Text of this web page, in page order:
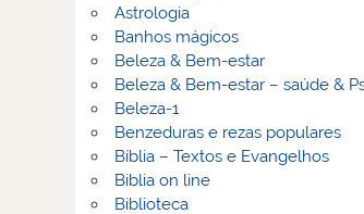
Astrologia
Banhos mágicos
Beleza & Bem-estar
Beleza & Bem-estar – saúde &
Beleza-1
Benzeduras e rezas populares
Bíblia – Textos e Evangelhos
Biblia on line
Biblioteca